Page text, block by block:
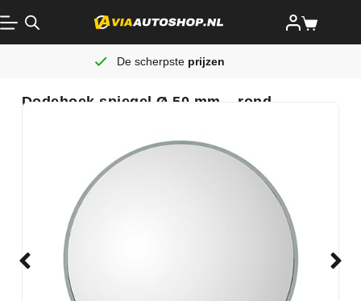
De scherpste prijzen
Dodehoek spiegel Ø 50 mm – rond